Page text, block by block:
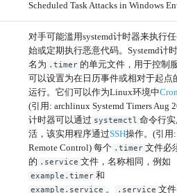
Scheduled Task Attacks in Windows
对手可能滥用systemd计时器来执行
始或定期执行恶意代码。Systemd计
名为 .timer 的单元文件，用于控制
可以设置为在日历事件或相对于起点
运行。它们可以作为Linux环境中
(引用: archlinux Systemd Timers Aug
计时器可以通过 systemctl 命令行
活，该实用程序通过SSH操作。(引用:
Remote Control) 每个 .timer 文件必
的 .service 文件，名称相同，例如
example.timer 和
example.service 。 .service 文